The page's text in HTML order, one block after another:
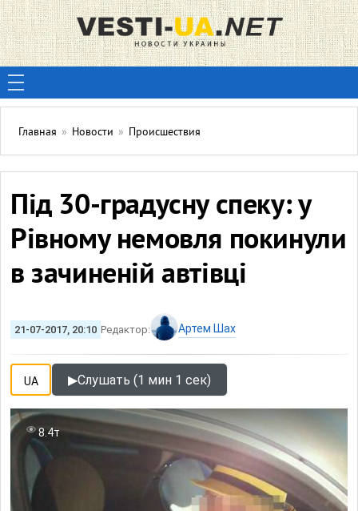
Главная » Новости » Происшествия
Під 30-градусну спеку: у
Рівному немовля покинули
в зачиненій автівці
21-07-2017, 20:10 Редактор: Артем Шах
UA ▶Слушать (1 мин 1 сек)
8.4т